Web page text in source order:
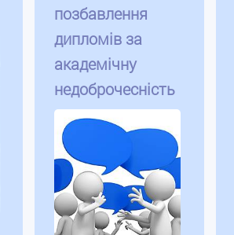
позбавлення
дипломів за
академічну
недоброчесність